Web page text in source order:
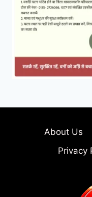
About Us
Privacy